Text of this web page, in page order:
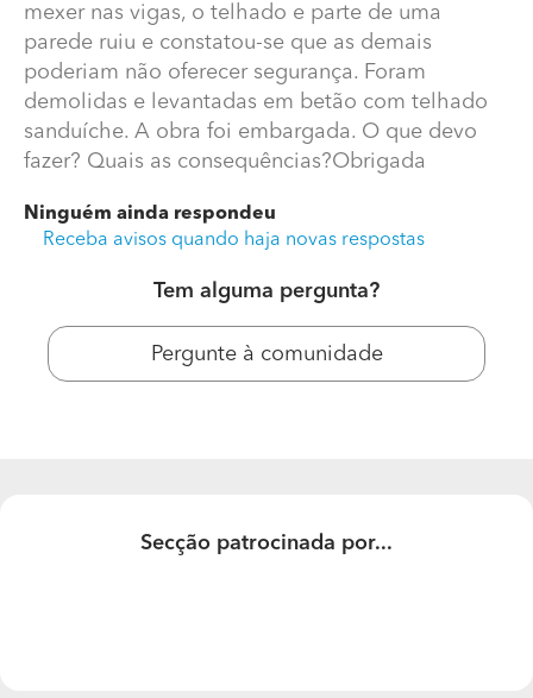
Quais as consequências da demolição?
telhado de um palheiro. Com os confinamentos, e
posteriormente por contingencias pessoais do
pode ser iniciada antes de Março de 2023. Entretanto,
ruiu e constatou-se que as demais poderiam não
oferecer segurança. Foram demolidas e levantadas em
mexer nas vigas, o telhado e parte de uma
parede ruiu e constatou-se que as demais
poderiam não oferecer segurança. Foram
demolidas e levantadas em betão com telhado
sanduíche. A obra foi embargada. O que devo
fazer? Quais as consequências?Obrigada
Ninguém ainda respondeu
Receba avisos quando haja novas respostas
Tem alguma pergunta?
Pergunte à comunidade
Secção patrocinada por...